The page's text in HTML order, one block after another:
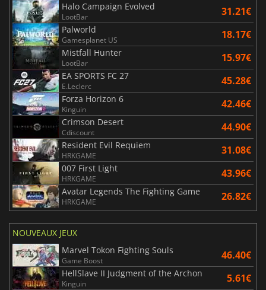
Halo Campaign Evolved
LootBar 31.21€
Palworld
Gamesplanet US 18.17€
Mistfall Hunter
LootBar 15.97€
EA SPORTS FC 27
E.Leclerc 45.28€
Forza Horizon 6
Kinguin 42.46€
Crimson Desert
Cdiscount 44.90€
Resident Evil Requiem
HRKGAME 31.08€
007 First Light
HRKGAME 43.96€
Avatar Legends The Fighting Game
HRKGAME 26.82€
NOUVEAUX JEUX
Marvel Tokon Fighting Souls
Game Boost 46.40€
HellSlave II Judgment of the Archon
Kinguin 5.61€